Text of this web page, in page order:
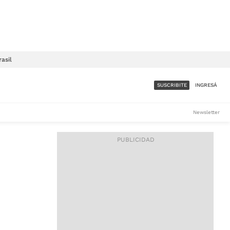
ACCESO FULL - $1.800/MES
SUSCRIBITE INGRESÁ
Newsletter